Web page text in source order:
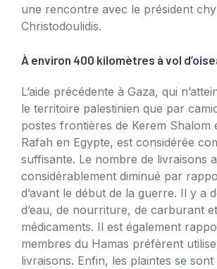
une rencontre avec le président
Christodoulidis.
À environ 400 kilomètres à vol
L’aide précédente à Gaza, qui
le territoire palestinien que par
postes frontières de Kerem Shalom
Rafah en Egypte, est considérée
suffisante. Le nombre de livraisons a
considérablement diminué par
d’avant le début de la guerre. Il y a
d’eau, de nourriture, de carburant
médicaments. Il est également
membres du Hamas préfèrent
livraisons. Enfin, les plaintes se sont